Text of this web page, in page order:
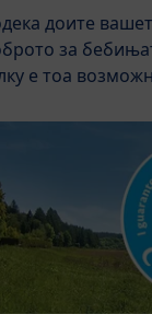
доите
за
е тоа